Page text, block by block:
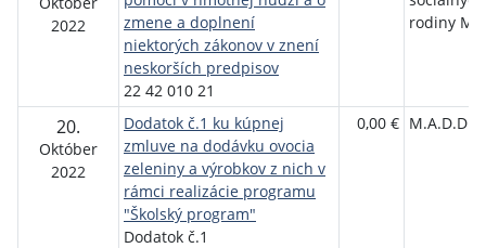
2022
zmene a doplnení
niektorých zákonov v znení
neskorších predpisov
22 42 010 21
rodiny
20.
Október
2022
Dodatok č.1 ku kúpnej
zmluve na dodávku ovocia
zeleniny a výrobkov z nich v
rámci realizácie programu
"Školský program"
Dodatok č.1
0,00 €